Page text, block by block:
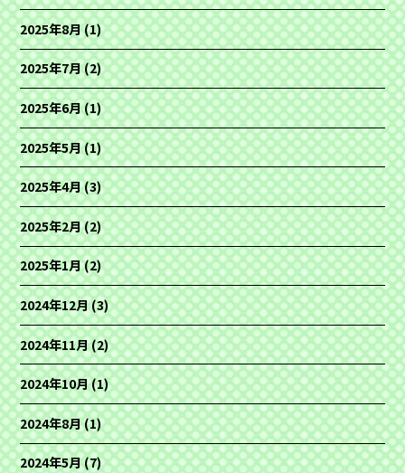
2025年8月(1)
2025年7月(2)
2025年6月(1)
2025年5月(1)
2025年4月(3)
2025年2月(2)
2025年1月(2)
2024年12月(3)
2024年11月(2)
2024年10月(1)
2024年8月(1)
2024年5月(7)